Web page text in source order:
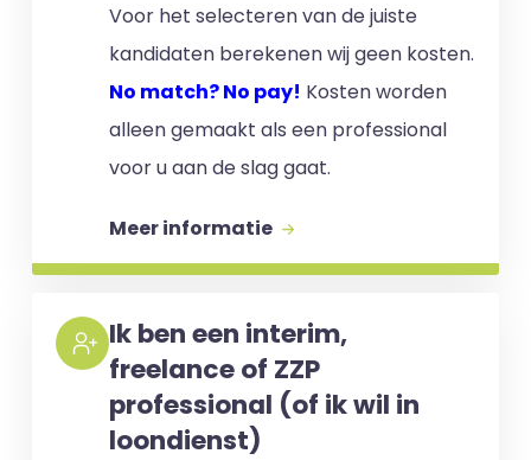
Voor het selecteren van de juiste
kandidaten berekenen wij geen kosten.
No match? No pay! Kosten worden
alleen gemaakt als een professional
voor u aan de slag gaat.
Meer informatie
Ik ben een interim,
freelance of ZZP
professional (of ik wil in
loondienst)